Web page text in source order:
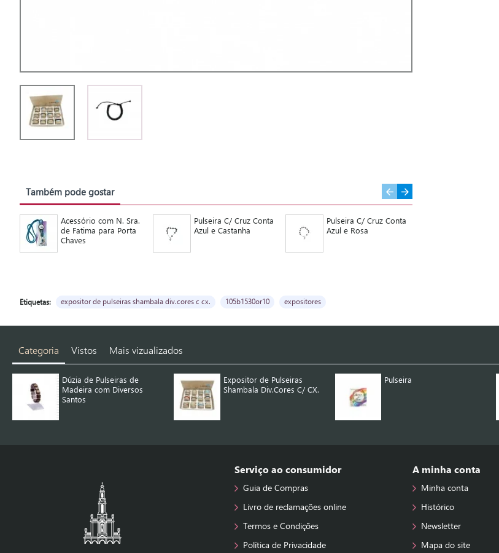
Também pode gostar
Acessório com N. Sra.
de Fatima para Porta
Chaves
Pulseira C/ Cruz Conta
Azul e Castanha
Pulseira C/ Cruz Conta
Azul e Rosa
Etiquetas: expositor de pulseiras shambala div.cores c cx. 105b1530or10 expositores
Categoria Vistos Mais vizualizados
Dúzia de Pulseiras de
Madeira com Diversos
Santos
Expositor de Pulseiras
Shambala Div.Cores C/ CX.
Pulseira
Serviço ao consumidor
Guia de Compras
Livro de reclamações online
Termos e Condições
Política de Privacidade
A minha conta
Minha conta
Histórico
Newsletter
Mapa do site